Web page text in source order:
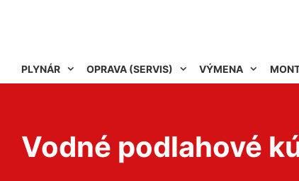
PLYNÁR OPRAVA (SERVIS) VÝMENA
Vodné podlahové